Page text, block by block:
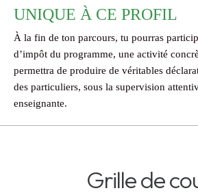
UNIQUE À CE PROFIL
À la fin de ton parcours, tu pourras
d’impôt du programme, une activité
permettra de produire de véritables
des particuliers, sous la supervision
enseignante.
Grille de